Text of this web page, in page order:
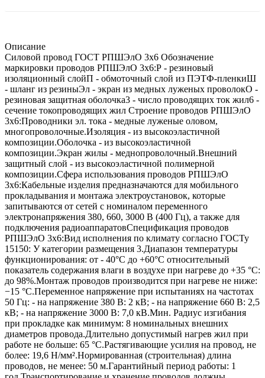
Описание
Силовой провод ГОСТ РПШЭлО 3х6 Обозначение
маркировки проводов РПШЭлО 3х6:Р - резиновый
изоляционный слойП - обмоточный слой из ПЭТФ-пленкиШ
- шланг из резиныЭл - экран из медных луженых проволокО -
резиновая защитная оболочка3 - число проводящих ток жил6 -
сечение токопроводящих жил Строение проводов РПШЭлО
3х6:Проводники эл. тока - медные луженые оловом,
многопроволочные.Изоляция - из высокоэластичной
композиции.Оболочка - из высокоэластичной
композиции.Экран жилы - меднопроволочный.Внешний
защитный слой - из высокоэластичной полимерной
композиции.Сфера использования проводов РПШЭлО
3х6:Кабельные изделия предназначаются для мобильного
прокладывания и монтажа электроустановок, которые
запитываются от сетей с номиналом переменного
электронапряжения 380, 660, 3000 В (400 Гц), а также для
подключения радиоаппаратовСпецификация проводов
РПШЭлО 3х6:Вид исполнения по климату согласно ГОСТу
15150: У категории размещения 3.Диапазон температуры
функционирования: от - 40°С до +60°С относительный
показатель содержания влаги в воздухе при нагреве до +35 °С:
до 98%.Монтаж проводов производится при нагреве не ниже:
−15 °С.Переменное напряжение при испытаниях на частотах
50 Гц: - на напряжение 380 В: 2 кВ; - на напряжение 660 В: 2,5
кВ; - на напряжение 3000 В: 7,0 кВ.Мин. Радиус изгибания
при прокладке как минимум: 8 номинальных внешних
диаметров провода.Длительно допустимый нагрев жил при
работе не больше: 65 °С.Растягивающие усилия на провод, не
более: 19,6 Н/мм².Нормированная (строительная) длина
проводов, не менее: 50 м.Гарантийный период работы: 1